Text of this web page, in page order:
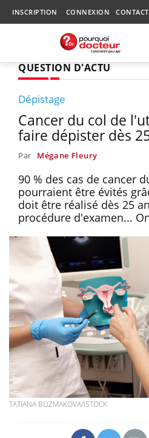
INSCRIPTION CONNEXION CONTACT
QUESTION D'ACTU
Dépistage
Cancer du col de
faire dépister dès
Par Mégane Fleury
90 % des cas de cancer
pourraient être évités
doit être réalisé dès 25
procédure d'examen...
TATIANA BUZMAKOVA/ISTOCK